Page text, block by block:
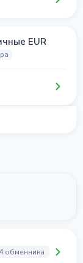
EUR
4 обменника